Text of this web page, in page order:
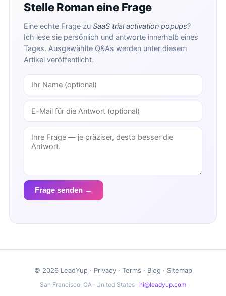
Stelle Roman eine Frage
Eine echte Frage zu SaaS trial activation popups?
Ich lese sie persönlich und antworte innerhalb eines
Tages. Ausgewählte Q&As werden unter diesem
Artikel veröffentlicht.
Frage senden →
© 2026 LeadYup · Privacy· Terms · Blog · Sitemap
San Francisco, CA · United States · hi@leadyup.com